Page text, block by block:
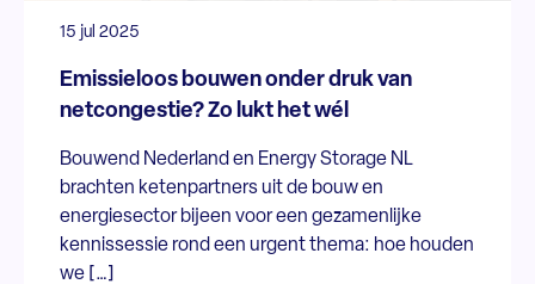
15 jul 2025
Emissieloos bouwen onder druk van
netcongestie? Zo lukt het wél
Bouwend Nederland en Energy Storage NL
brachten ketenpartners uit de bouw en
energiesector bijeen voor een gezamenlijke
kennissessie rond een urgent thema: hoe houden
we […]